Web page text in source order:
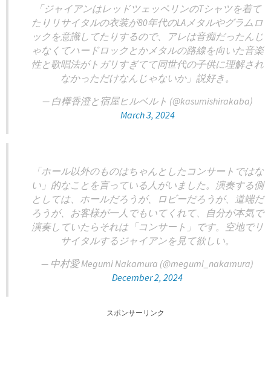
「ジャイアンはレッドツェッペリンのTシャツを着て
たりリサイタルの衣装が80年代のLAメタルやグラムロ
ックを意識してたりするので、アレは音痴だったんじ
ゃなくてハードロックとかメタルの路線を向いた音楽
性と歌唱法がトガリすぎてて同世代の子供に理解され
なかっただけなんじゃないか」説好き。
— 白樺香澄と宿屋ヒルベルト (@kasumishirakaba)
March 3, 2024
「ホール以外のものはちゃんとしたコンサートではな
い」的なことを言っている人がいました。演奏する側
としては、ホールだろうが、ロビーだろうが、道端だ
ろうが、お客様が一人でもいてくれて、自分が本気で
演奏していたらそれは「コンサート」です。空地でリ
サイタルするジャイアンを見て欲しい。
— 中村愛 Megumi Nakamura (@megumi_nakamura)
December 2, 2024
スポンサーリンク